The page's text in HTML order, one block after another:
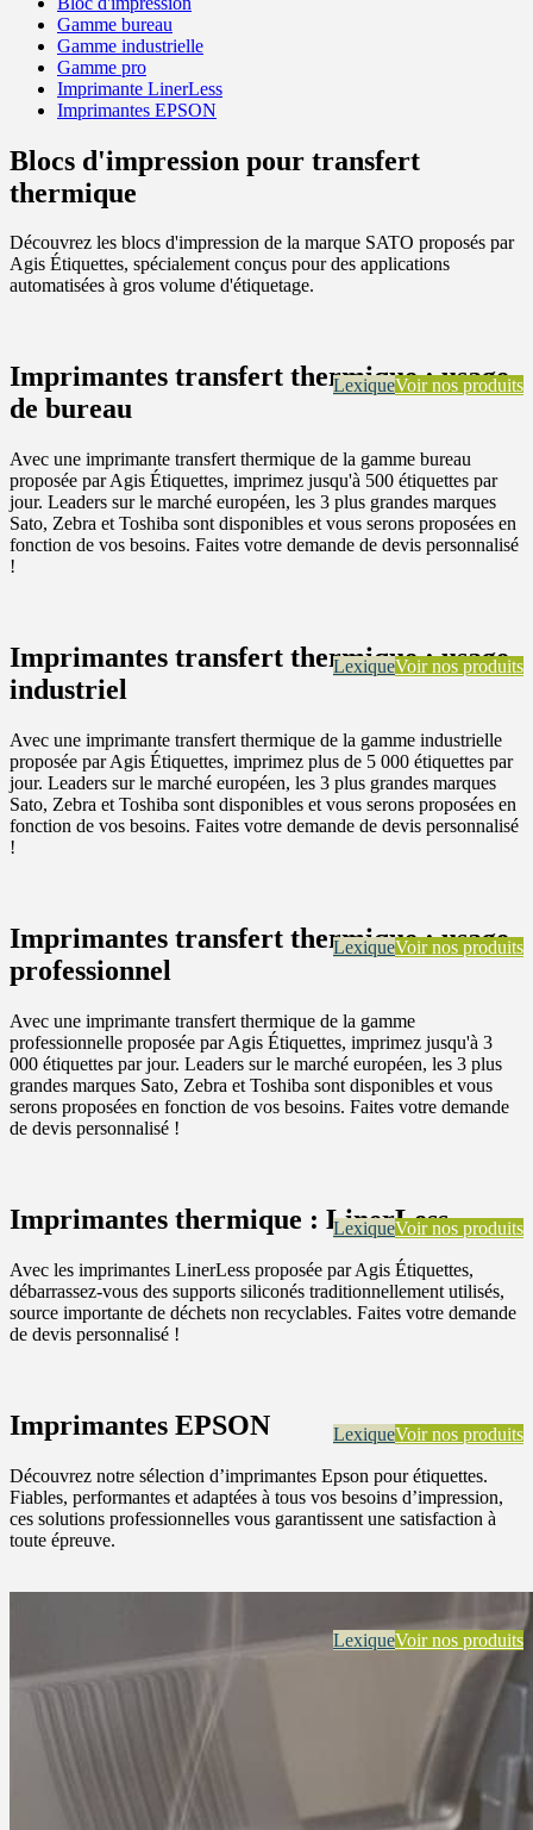
Gamme bureau
Gamme industrielle
Gamme pro
Imprimante LinerLess
Imprimantes EPSON
Blocs d'impression pour transfert
thermique
Découvrez les blocs d'impression de la marque SATO proposés par
Agis Étiquettes, spécialement conçus pour des applications
automatisées à gros volume d'étiquetage.
LexiqueVoir nos produits
Imprimantes transfert thermique : usage
de bureau
Avec une imprimante transfert thermique de la gamme bureau
proposée par Agis Étiquettes, imprimez jusqu'à 500 étiquettes par
jour. Leaders sur le marché européen, les 3 plus grandes marques
Sato, Zebra et Toshiba sont disponibles et vous serons proposées en
fonction de vos besoins. Faites votre demande de devis personnalisé
!
LexiqueVoir nos produits
Imprimantes transfert thermique : usage
industriel
Avec une imprimante transfert thermique de la gamme industrielle
proposée par Agis Étiquettes, imprimez plus de 5 000 étiquettes par
jour. Leaders sur le marché européen, les 3 plus grandes marques
Sato, Zebra et Toshiba sont disponibles et vous serons proposées en
fonction de vos besoins. Faites votre demande de devis personnalisé
!
LexiqueVoir nos produits
Imprimantes transfert thermique : usage
professionnel
Avec une imprimante transfert thermique de la gamme
professionnelle proposée par Agis Étiquettes, imprimez jusqu'à 3
000 étiquettes par jour. Leaders sur le marché européen, les 3 plus
grandes marques Sato, Zebra et Toshiba sont disponibles et vous
serons proposées en fonction de vos besoins. Faites votre demande
de devis personnalisé !
LexiqueVoir nos produits
Imprimantes thermique : LinerLess
Avec les imprimantes LinerLess proposée par Agis Étiquettes,
débarrassez-vous des supports siliconés traditionnellement utilisés,
source importante de déchets non recyclables. Faites votre demande
de devis personnalisé !
LexiqueVoir nos produits
Imprimantes EPSON
Découvrez notre sélection d’imprimantes Epson pour étiquettes.
Fiables, performantes et adaptées à tous vos besoins d’impression,
ces solutions professionnelles vous garantissent une satisfaction à
toute épreuve.
LexiqueVoir nos produits